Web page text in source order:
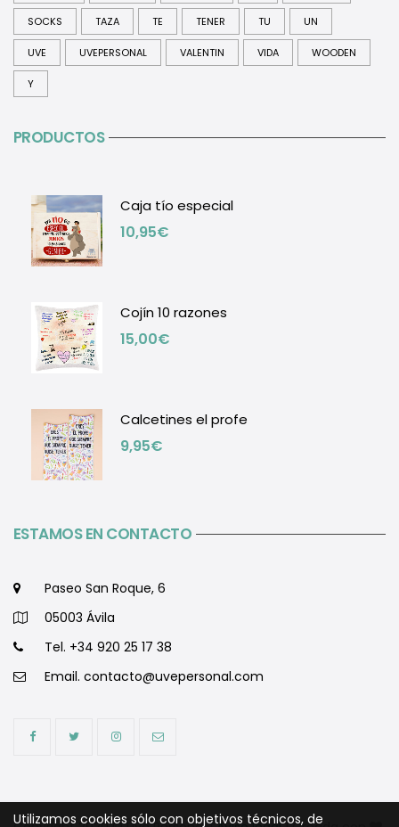
SOCKS TAZA TE TENER TU UN
UVE UVEPERSONAL VALENTIN VIDA WOODEN
Y
PRODUCTOS
Caja tío especial
10,95€
Cojín 10 razones
15,00€
Calcetines el profe
9,95€
ESTAMOS EN CONTACTO
Paseo San Roque, 6
05003 Ávila
Tel. +34 920 25 17 38
Email. contacto@uvepersonal.com
Utilizamos cookies sólo con objetivos técnicos, de